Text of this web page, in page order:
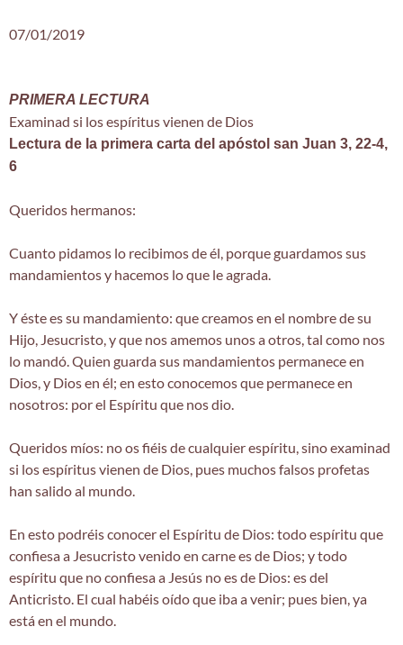
07/01/2019
PRIMERA LECTURA
Examinad si los espíritus vienen de Dios
Lectura de la primera carta del apóstol san Juan 3, 22-4,
6
Queridos hermanos:
Cuanto pidamos lo recibimos de él, porque guardamos sus
mandamientos y hacemos lo que le agrada.
Y éste es su mandamiento: que creamos en el nombre de su
Hijo, Jesucristo, y que nos amemos unos a otros, tal como nos
lo mandó. Quien guarda sus mandamientos permanece en
Dios, y Dios en él; en esto conocemos que permanece en
nosotros: por el Espíritu que nos dio.
Queridos míos: no os fiéis de cualquier espíritu, sino examinad
si los espíritus vienen de Dios, pues muchos falsos profetas
han salido al mundo.
En esto podréis conocer el Espíritu de Dios: todo espíritu que
confiesa a Jesucristo venido en carne es de Dios; y todo
espíritu que no confiesa a Jesús no es de Dios: es del
Anticristo. El cual habéis oído que iba a venir; pues bien, ya
está en el mundo.